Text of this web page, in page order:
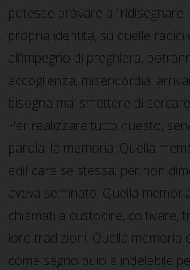
potesse provare a “ridisegnare
propria identità, su quelle
all’impegno di preghiera,
accoglienza, misericordia,
bisogna mai smettere di
Per realizzare tutto questo,
parola: la memoria. Quella
edificare se stessa, per non
aveva seminato. Quella
chiamati a custodire, coltivare,
loro tradizioni. Quella memoria
come segno buio e indelebile